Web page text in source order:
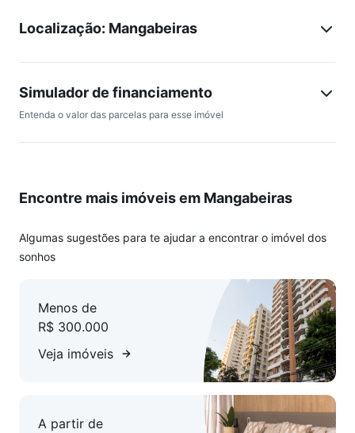
2 banheiros
Varanda
Cozinha
Posição nascente
melhores regiões.
Localização: Mangabeiras
Simulador de financiamento
Entenda o valor das parcelas para esse imóvel
Encontre mais imóveis em Mangabeiras
Algumas sugestões para te ajudar a encontrar o imóvel dos
sonhos
Menos de
R$ 300.000
Veja imóveis
A partir de